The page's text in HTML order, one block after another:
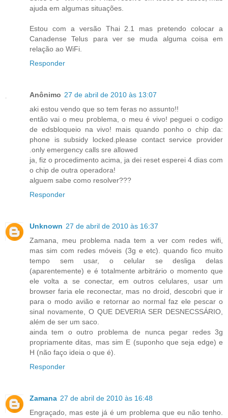
ajuda em algumas situações.
Estou com a versão Thai 2.1 mas pretendo colocar a
Canadense Telus para ver se muda alguma coisa em
relação ao WiFi.
Responder
Anônimo 27 de abril de 2010 às 13:07
aki estou vendo que so tem feras no assunto!!
então vai o meu problema, o meu é vivo! peguei o codigo
de edsbloqueio na vivo! mais quando ponho o chip da:
phone is subsidy locked.please contact service provider
.only emergency calls sre allowed
ja, fiz o procedimento acima, ja dei reset esperei 4 dias com
o chip de outra operadora!
alguem sabe como resolver???
Responder
Unknown 27 de abril de 2010 às 16:37
Zamana, meu problema nada tem a ver com redes wifi,
mas sim com redes móveis (3g e etc). quando fico muito
tempo sem usar, o celular se desliga delas
(aparentemente) e é totalmente arbitrário o momento que
ele volta a se conectar, em outros celulares, usar um
browser faria ele reconectar, mas no droid, descobri que ir
para o modo avião e retornar ao normal faz ele pescar o
sinal novamente, O QUE DEVERIA SER DESNECSSÁRIO,
além de ser um saco.
ainda tem o outro problema de nunca pegar redes 3g
propriamente ditas, mas sim E (suponho que seja edge) e
H (não faço ideia o que é).
Responder
Zamana 27 de abril de 2010 às 16:48
Engraçado, mas este já é um problema que eu não tenho.